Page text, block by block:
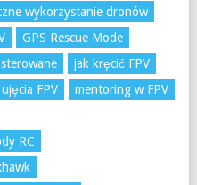
wykorzystanie dronów
GPS Rescue Mode
jak kręcić FPV
FPV
mentoring w FPV
RC